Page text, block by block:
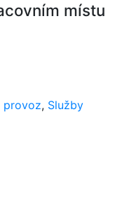
místu
provoz, Služby